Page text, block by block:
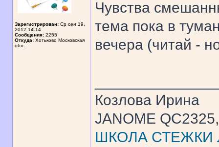
Зарегистрирован: Ср сен 19,
2012 14:14
Сообщения: 2255
Откуда: Хотьково Московская
обл.
Чувства
тема пока в
вечера (читай -
Козлова Ирина
JANOME
ШКОЛА СТЕЖКИ